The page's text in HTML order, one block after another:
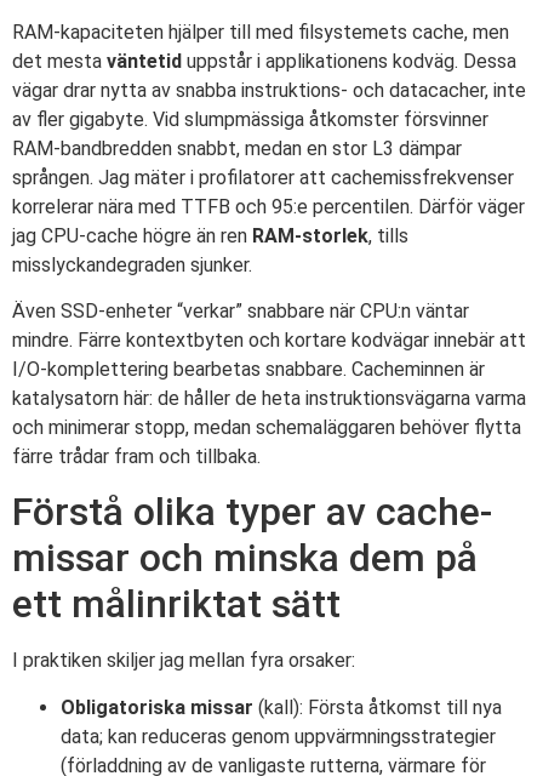
RAM-kapaciteten hjälper till med filsystemets cache, men
det mesta väntetid uppstår i applikationens kodväg. Dessa
vägar drar nytta av snabba instruktions- och datacacher, inte
av fler gigabyte. Vid slumpmässiga åtkomster försvinner
RAM-bandbredden snabbt, medan en stor L3 dämpar
sprången. Jag mäter i profilatorer att cachemissfrekvenser
korrelerar nära med TTFB och 95:e percentilen. Därför väger
jag CPU-cache högre än ren RAM-storlek, tills
misslyckandegraden sjunker.
Även SSD-enheter “verkar” snabbare när CPU:n väntar
mindre. Färre kontextbyten och kortare kodvägar innebär att
I/O-komplettering bearbetas snabbare. Cacheminnen är
katalysatorn här: de håller de heta instruktionsvägarna varma
och minimerar stopp, medan schemaläggaren behöver flytta
färre trådar fram och tillbaka.
Förstå olika typer av cache-
missar och minska dem på
ett målinriktat sätt
I praktiken skiljer jag mellan fyra orsaker:
Obligatoriska missar (kall): Första åtkomst till nya
data; kan reduceras genom uppvärmningsstrategier
(förladdning av de vanligaste rutterna, värmare för